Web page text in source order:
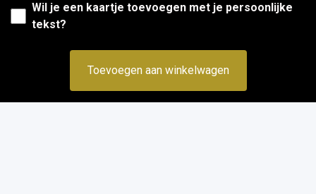
Wil je een kaartje toevoegen met je persoonlijke
tekst?
Toevoegen aan winkelwagen